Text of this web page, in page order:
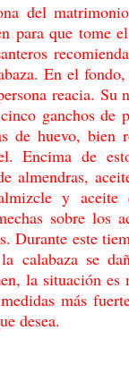
del
para que tome
En el
reacia. Su
ganchos de
de huevo, bien
Encima de
almendras,
y aceite
sobre los
Durante este
calabaza se
la situación
más
desea.